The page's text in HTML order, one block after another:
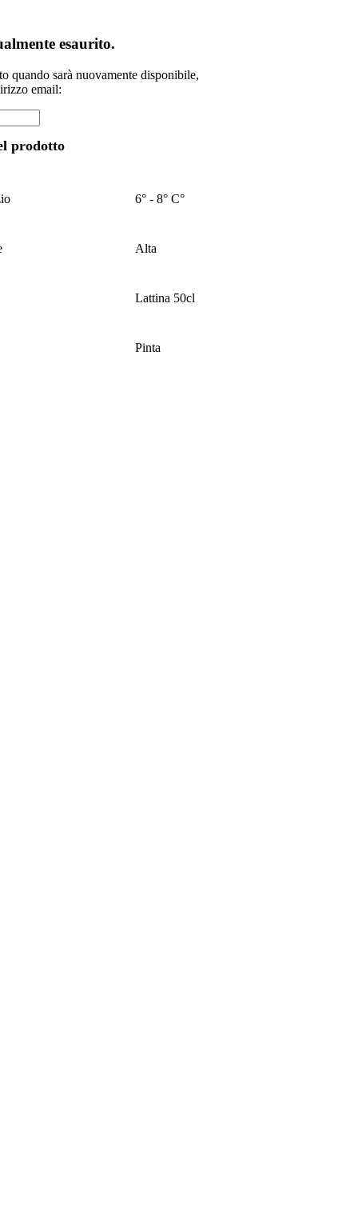
esaurito.
quando sarà nuovamente disponibile,
email:
prodotto
6° - 8° C°
Alta
Lattina 50cl
Pinta